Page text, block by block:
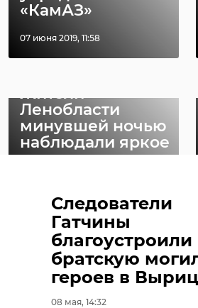
«КамАЗ»
07 июня 2019, 11:58
Следователи
Гатчины
благоустроили
братскую
героев в
08 мая, 14:32
РЕКОМЕНДУЕМ
Жители
Ленобласти
минувшей ночью
наблюдали яркое
сев ...
КПП "Ивангород"